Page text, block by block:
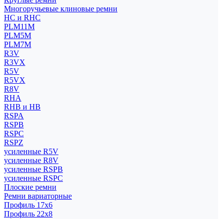
Многоручьевые клиновые ремни
HC и RHC
PLM11M
PLM5M
PLM7M
R3V
R3VX
R5V
R5VX
R8V
RHA
RHB и HB
RSPA
RSPB
RSPC
RSPZ
усиленные R5V
усиленные R8V
усиленные RSPB
усиленные RSPC
Плоские ремни
Ремни вариаторные
Профиль 17x6
Профиль 22x8